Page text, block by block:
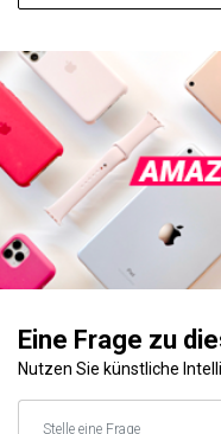
Eine Frage zu
Nutzen Sie künstliche